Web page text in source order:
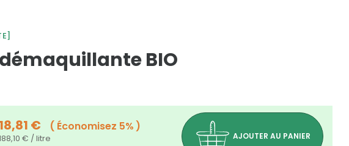
BIO
18,81 € Économisez 5%
€ / litre
AJOUTER AU PANIER